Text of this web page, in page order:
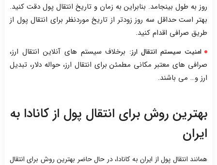
روز به طول بینجامد. بنابراین به زمان و تاریخ انتقال پول دقت کنید.
بهتر است حداقل سه روز زودتر از تاریخ موردنظر برای انتقال پول از
طریق صرافی اقدام کنید.
امنیت سیستم انتقال ارز: برخلاف سیستم های آنلاین انتقال ارز،
صرافی های معتبر مکانی مطمئن برای انتقال ارز، حواله دلار، تبدیل
ارز و… می باشند.
بهترین روش برای انتقال پول از کانادا به
ایران
همانند انتقال پول از ایران به کانادا، در حال حاضر بهترین روش برای انتقال